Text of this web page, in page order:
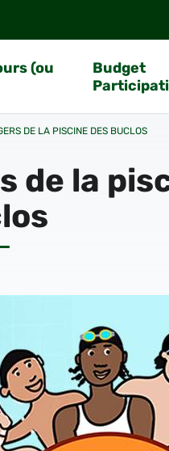
(ou
Budget
DE LA PISCINE DES BUCLOS
de la